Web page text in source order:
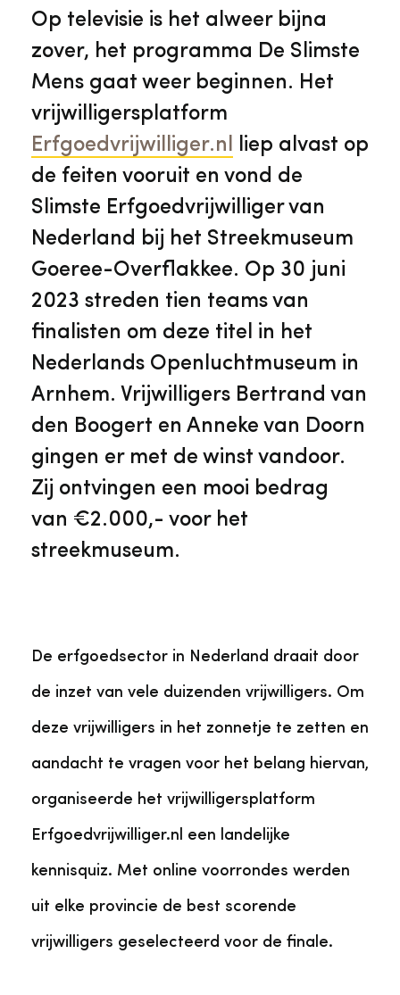
Museumplatform Zuid-Holland
Collectiebeheer
Geschiedenis van Zuid-Holland
Bekijk alle diensten
Over de Monumentenwacht
Voorpagina Monumentenwacht
Tarieven
Algemene voorwaarden
Op televisie is het alweer bijna
zover, het programma De Slimste
Mens gaat weer beginnen. Het
vrijwilligersplatform
Erfgoedvrijwilliger.nl liep alvast op
de feiten vooruit en vond de
Slimste Erfgoedvrijwilliger van
Nederland bij het Streekmuseum
Goeree-Overflakkee. Op 30 juni
2023 streden tien teams van
finalisten om deze titel in het
Nederlands Openluchtmuseum in
Arnhem. Vrijwilligers Bertrand van
den Boogert en Anneke van Doorn
gingen er met de winst vandoor.
Zij ontvingen een mooi bedrag
van €2.000,- voor het
streekmuseum.
De erfgoedsector in Nederland draait door
de inzet van vele duizenden vrijwilligers. Om
deze vrijwilligers in het zonnetje te zetten en
aandacht te vragen voor het belang hiervan,
organiseerde het vrijwilligersplatform
Erfgoedvrijwilliger.nl een landelijke
kennisquiz. Met online voorrondes werden
uit elke provincie de best scorende
vrijwilligers geselecteerd voor de finale.